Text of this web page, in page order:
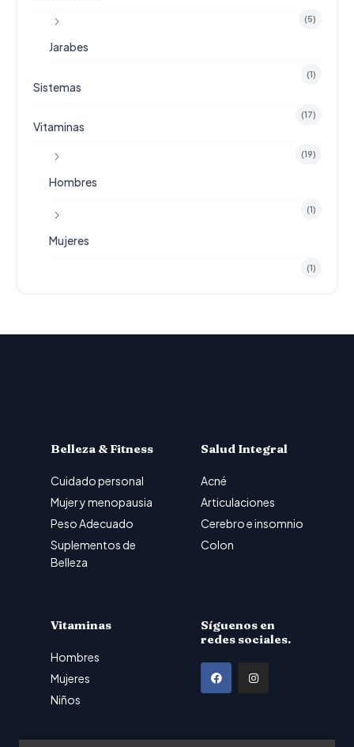
(5)
Jarabes
(1)
Sistemas
(17)
Vitaminas
(19)
Hombres
(1)
Mujeres
(1)
Belleza & Fitness
Cuidado personal
Mujer y menopausia
Peso Adecuado
Suplementos de
Belleza
Salud Integral
Acné
Articulaciones
Cerebro e insomnio
Colon
Vitaminas
Hombres
Mujeres
Niños
Síguenos en
redes sociales.
F
a
I